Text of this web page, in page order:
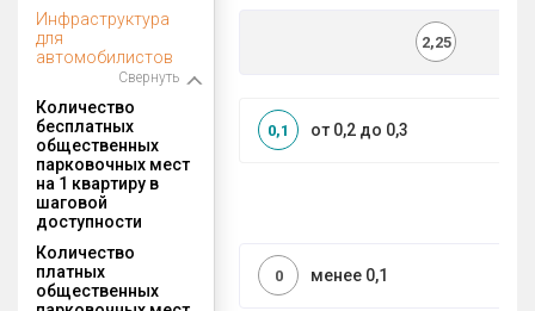
Инфраструктура
для
автомобилистов
Свернуть
2,25
Количество
бесплатных
общественных
парковочных мест
на 1 квартиру в
шаговой
доступности
от 0,2 до 0,3
0,1
Количество
платных
общественных
менее 0,1
0